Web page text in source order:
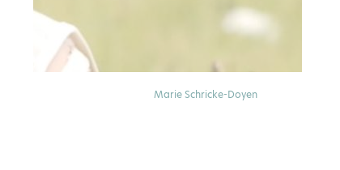
Marie Schricke-Doyen